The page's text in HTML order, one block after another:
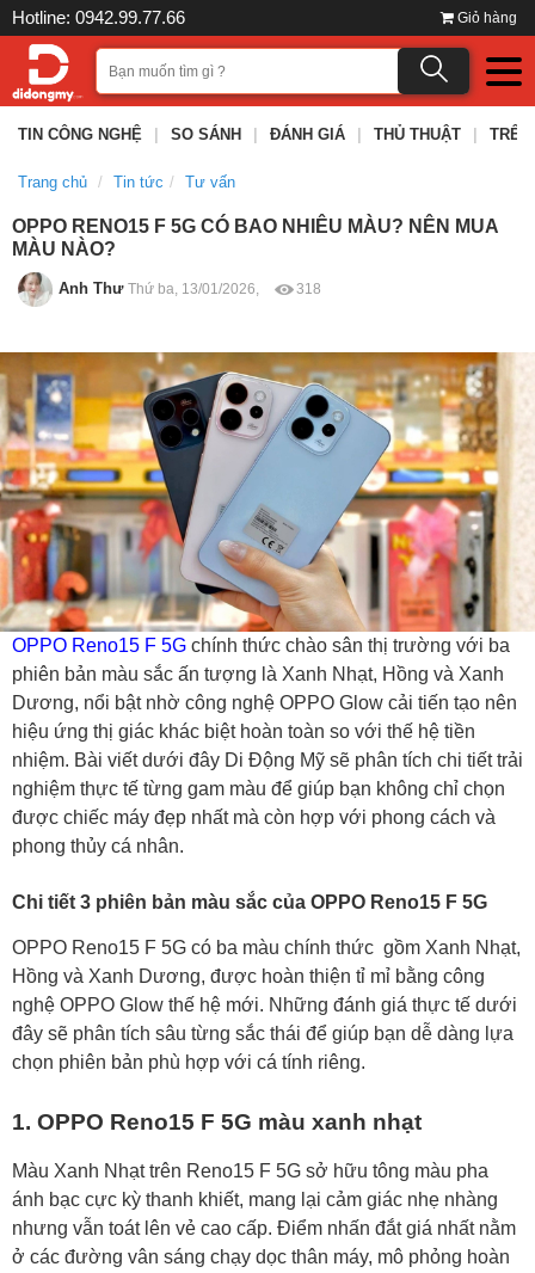
Hotline: 0942.99.77.66 Giỏ hàng
TIN CÔNG NGHỆ SO SÁNH ĐÁNH GIÁ THỦ THUẬT TRÊN
Trang chủ Tin tức Tư vấn
OPPO RENO15 F 5G CÓ BAO NHIÊU MÀU? NÊN MUA
MÀU NÀO?
Anh Thư Thứ ba, 13/01/2026, 318
OPPO Reno15 F 5G chính thức chào sân thị trường với ba
phiên bản màu sắc ấn tượng là Xanh Nhạt, Hồng và Xanh
Dương, nổi bật nhờ công nghệ OPPO Glow cải tiến tạo nên
hiệu ứng thị giác khác biệt hoàn toàn so với thế hệ tiền
nhiệm. Bài viết dưới đây Di Động Mỹ sẽ phân tích chi tiết trải
nghiệm thực tế từng gam màu để giúp bạn không chỉ chọn
được chiếc máy đẹp nhất mà còn hợp với phong cách và
phong thủy cá nhân.
Chi tiết 3 phiên bản màu sắc của OPPO Reno15 F 5G
OPPO Reno15 F 5G có ba màu chính thức gồm Xanh Nhạt,
Hồng và Xanh Dương, được hoàn thiện tỉ mỉ bằng công
nghệ OPPO Glow thế hệ mới. Những đánh giá thực tế dưới
đây sẽ phân tích sâu từng sắc thái để giúp bạn dễ dàng lựa
chọn phiên bản phù hợp với cá tính riêng.
1. OPPO Reno15 F 5G màu xanh nhạt
Màu Xanh Nhạt trên Reno15 F 5G sở hữu tông màu pha
ánh bạc cực kỳ thanh khiết, mang lại cảm giác nhẹ nhàng
nhưng vẫn toát lên vẻ cao cấp. Điểm nhấn đắt giá nhất nằm
ở các đường vân sáng chạy dọc thân máy, mô phỏng hoàn